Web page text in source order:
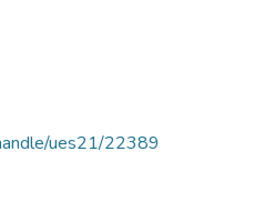
ues21/22389